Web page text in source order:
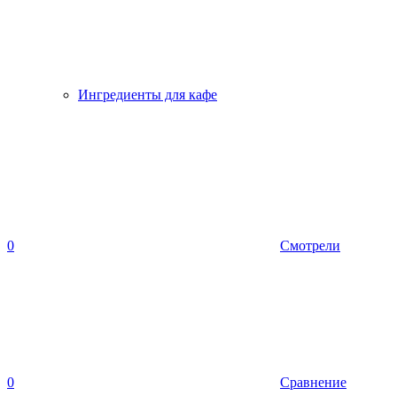
Ингредиенты для кафе
0 Смотрели
0 Сравнение